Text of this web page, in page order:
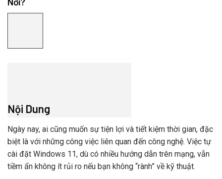
Nội Dung
Ngày nay, ai cũng muốn sự tiện lợi và tiết kiệm thời gian, đặc
biệt là với những công việc liên quan đến công nghệ. Việc tự
cài đặt Windows 11, dù có nhiều hướng dẫn trên mạng, vẫn
tiềm ẩn không ít rủi ro nếu bạn không “rành” về kỹ thuật.